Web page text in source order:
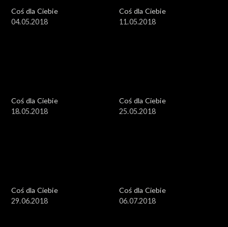
Coś dla Ciebie
04.05.2018
Coś dla Ciebie
11.05.2018
Coś dla Ciebie
18.05.2018
Coś dla Ciebie
25.05.2018
Coś dla Ciebie
29.06.2018
Coś dla Ciebie
06.07.2018